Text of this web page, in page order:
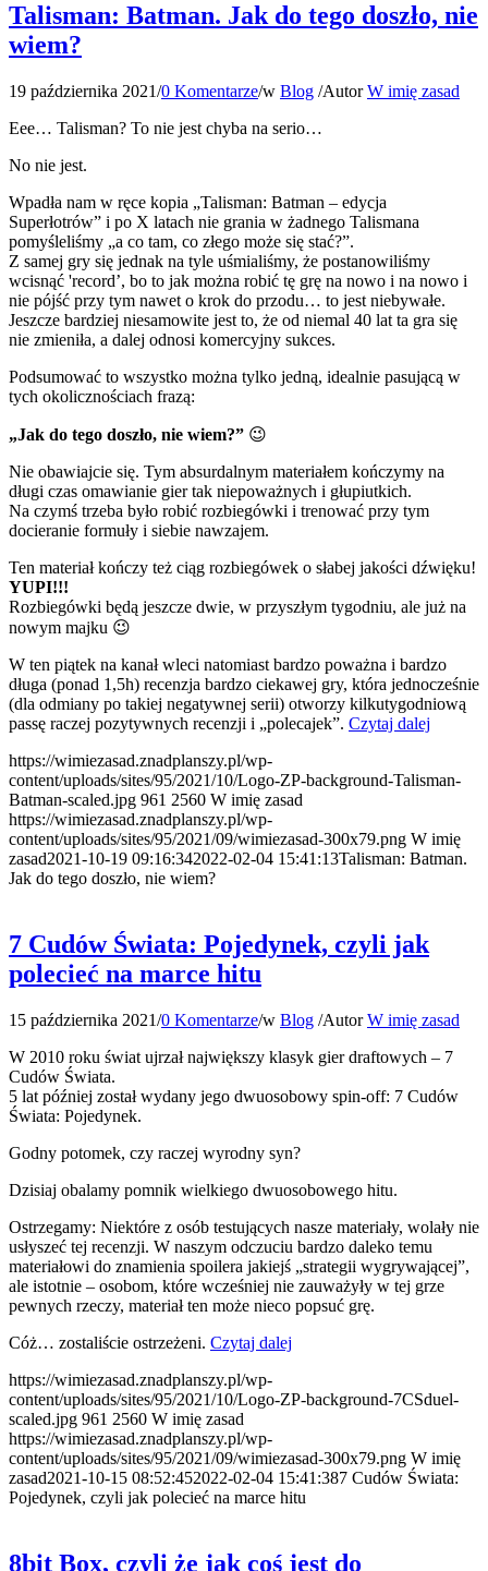
Talisman: Batman. Jak do tego doszło, nie
wiem?
19 października 2021/0 Komentarze/w Blog /AutorW imię zasad
Eee… Talisman? To nie jest chyba na serio…
No nie jest.
Wpadła nam w ręce kopia „Talisman: Batman – edycja
Superłotrów” i po X latach nie grania w żadnego Talismana
pomyśleliśmy „a co tam, co złego może się stać?”.
Z samej gry się jednak na tyle uśmialiśmy, że postanowiliśmy
wcisnąć 'record’, bo to jak można robić tę grę na nowo i na nowo i
nie pójść przy tym nawet o krok do przodu… to jest niebywałe.
Jeszcze bardziej niesamowite jest to, że od niemal 40 lat ta gra się
nie zmieniła, a dalej odnosi komercyjny sukces.
Podsumować to wszystko można tylko jedną, idealnie pasującą w
tych okolicznościach frazą:
„Jak do tego doszło, nie wiem?” 😉
Nie obawiajcie się. Tym absurdalnym materiałem kończymy na
długi czas omawianie gier tak niepoważnych i głupiutkich.
Na czymś trzeba było robić rozbiegówki i trenować przy tym
docieranie formuły i siebie nawzajem.
Ten materiał kończy też ciąg rozbiegówek o słabej jakości dźwięku!
YUPI!!!
Rozbiegówki będą jeszcze dwie, w przyszłym tygodniu, ale już na
nowym majku 😉
W ten piątek na kanał wleci natomiast bardzo poważna i bardzo
długa (ponad 1,5h) recenzja bardzo ciekawej gry, która jednocześnie
(dla odmiany po takiej negatywnej serii) otworzy kilkutygodniową
passę raczej pozytywnych recenzji i „polecajek”. Czytaj dalej
https://wimiezasad.znadplanszy.pl/wp-
content/uploads/sites/95/2021/10/Logo-ZP-background-Talisman-
Batman-scaled.jpg 961 2560 W imię zasad
https://wimiezasad.znadplanszy.pl/wp-
content/uploads/sites/95/2021/09/wimiezasad-300x79.png W imię
zasad2021-10-19 09:16:342022-02-04 15:41:13Talisman: Batman.
Jak do tego doszło, nie wiem?
7 Cudów Świata: Pojedynek, czyli jak
polecieć na marce hitu
15 października 2021/0 Komentarze/w Blog /AutorW imię zasad
W 2010 roku świat ujrzał największy klasyk gier draftowych – 7
Cudów Świata.
5 lat później został wydany jego dwuosobowy spin-off: 7 Cudów
Świata: Pojedynek.
Godny potomek, czy raczej wyrodny syn?
Dzisiaj obalamy pomnik wielkiego dwuosobowego hitu.
Ostrzegamy: Niektóre z osób testujących nasze materiały, wolały nie
usłyszeć tej recenzji. W naszym odczuciu bardzo daleko temu
materiałowi do znamienia spoilera jakiejś „strategii wygrywającej”,
ale istotnie – osobom, które wcześniej nie zauważyły w tej grze
pewnych rzeczy, materiał ten może nieco popsuć grę.
Cóż… zostaliście ostrzeżeni. Czytaj dalej
https://wimiezasad.znadplanszy.pl/wp-
content/uploads/sites/95/2021/10/Logo-ZP-background-7CSduel-
scaled.jpg 961 2560 W imię zasad
https://wimiezasad.znadplanszy.pl/wp-
content/uploads/sites/95/2021/09/wimiezasad-300x79.png W imię
zasad2021-10-15 08:52:452022-02-04 15:41:387 Cudów Świata:
Pojedynek, czyli jak polecieć na marce hitu
8bit Box, czyli że jak coś jest do